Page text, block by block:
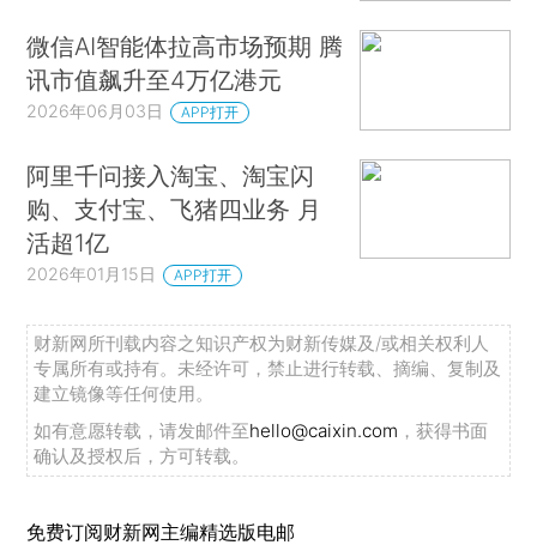
微信AI智能体拉高市场预期 腾
讯市值飙升至4万亿港元
2026年06月03日 APP打开
阿里千问接入淘宝、淘宝闪
购、支付宝、飞猪四业务 月
活超1亿
2026年01月15日 APP打开
财新网所刊载内容之知识产权为财新传媒及/或相关权利人
专属所有或持有。未经许可，禁止进行转载、摘编、复制及
建立镜像等任何使用。
如有意愿转载，请发邮件至hello@caixin.com ，获得书面
确认及授权后，方可转载。
免费订阅财新网主编精选版电邮